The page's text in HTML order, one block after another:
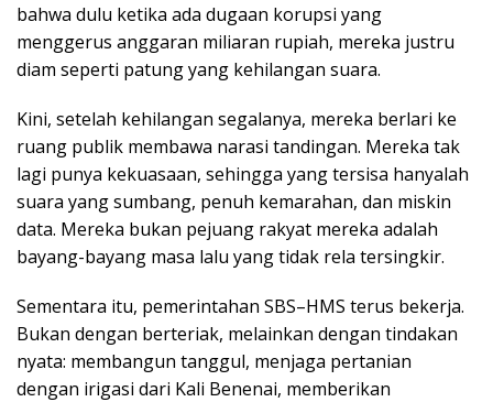
bahwa dulu ketika ada dugaan korupsi yang
menggerus anggaran miliaran rupiah, mereka justru
diam seperti patung yang kehilangan suara.
Kini, setelah kehilangan segalanya, mereka berlari ke
ruang publik membawa narasi tandingan. Mereka tak
lagi punya kekuasaan, sehingga yang tersisa hanyalah
suara yang sumbang, penuh kemarahan, dan miskin
data. Mereka bukan pejuang rakyat mereka adalah
bayang-bayang masa lalu yang tidak rela tersingkir.
Sementara itu, pemerintahan SBS–HMS terus bekerja.
Bukan dengan berteriak, melainkan dengan tindakan
nyata: membangun tanggul, menjaga pertanian
dengan irigasi dari Kali Benenai, memberikan